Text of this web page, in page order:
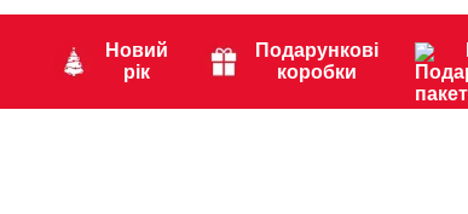
Новий
рік
Подарункові
коробки